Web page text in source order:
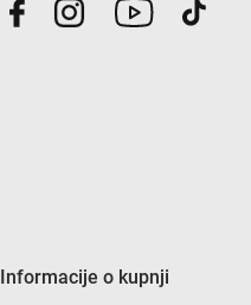
Informacije o kupnji